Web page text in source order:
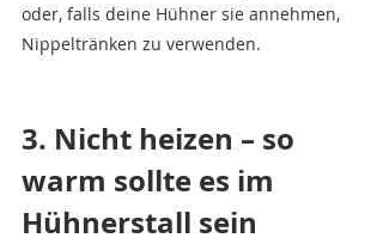
oder, falls deine Hühner sie annehmen,
Nippeltränken zu verwenden.
3. Nicht heizen – so
warm sollte es im
Hühnerstall sein